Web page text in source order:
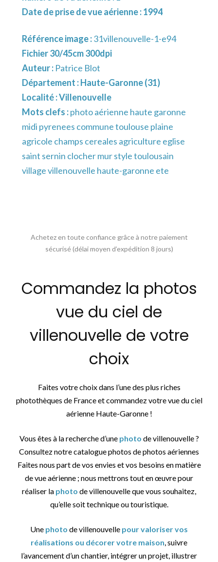
Date de prise de vue aérienne : 1994
Référence image :31villenouvelle-1-e94
Fichier 30/45cm 300dpi
Auteur : Patrice Blot
Département :Haute-Garonne (31)
Localité :Villenouvelle
Mots clefs :photo aérienne haute garonne
midi pyrenees commune toulouse plaine
agricole champs cereales agriculture eglise
saint sernin clocher mur style toulousain
village villenouvelle haute-garonne ete
Achetez en toute confiance grâce à notre paiement
sécurisé (délai moyen d’expédition 8 jours)
Commandez la photos
vue du ciel de
villenouvelle de votre
choix
Faites votre choix dans l’une des plus riches
photothèques de France et commandez votre vue du ciel
aérienne Haute-Garonne !
Vous êtes à la recherche d’une photo de villenouvelle ?
Consultez notre catalogue photos de photos aériennes
Faites nous part de vos envies et vos besoins en matière
de vue aérienne ; nous mettrons tout en œuvre pour
réaliser la photo de villenouvelle que vous souhaitez,
qu’elle soit technique ou touristique.
Une photo de villenouvelle pour valoriser vos
réalisations ou décorer votre maison , suivre
l’avancement d’un chantier, intégrer un projet, illustrer